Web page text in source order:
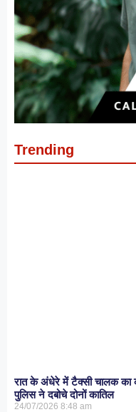
Trending
रात के अंधेरे में टैक्सी चालक
पुलिस ने दबोचे दोनों कातिल
24/07/2026 8:48 am